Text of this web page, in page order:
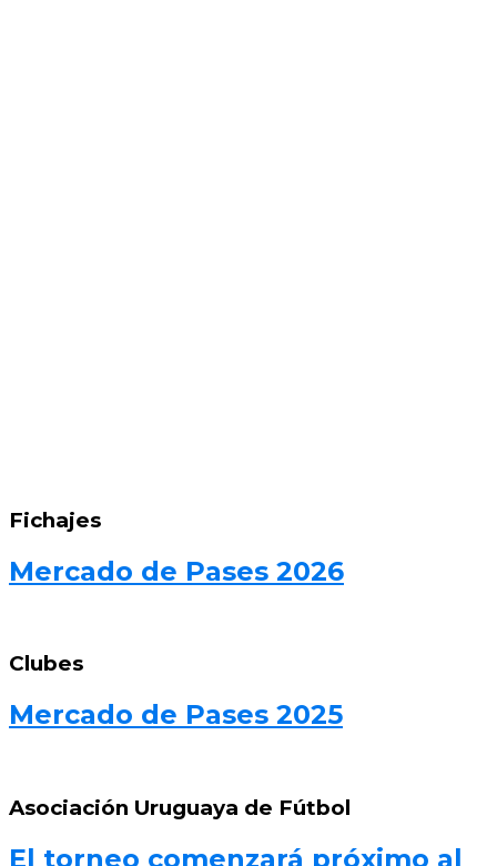
Fichajes
Mercado de Pases 2026
Clubes
Mercado de Pases 2025
Asociación Uruguaya de Fútbol
El torneo comenzará próximo al